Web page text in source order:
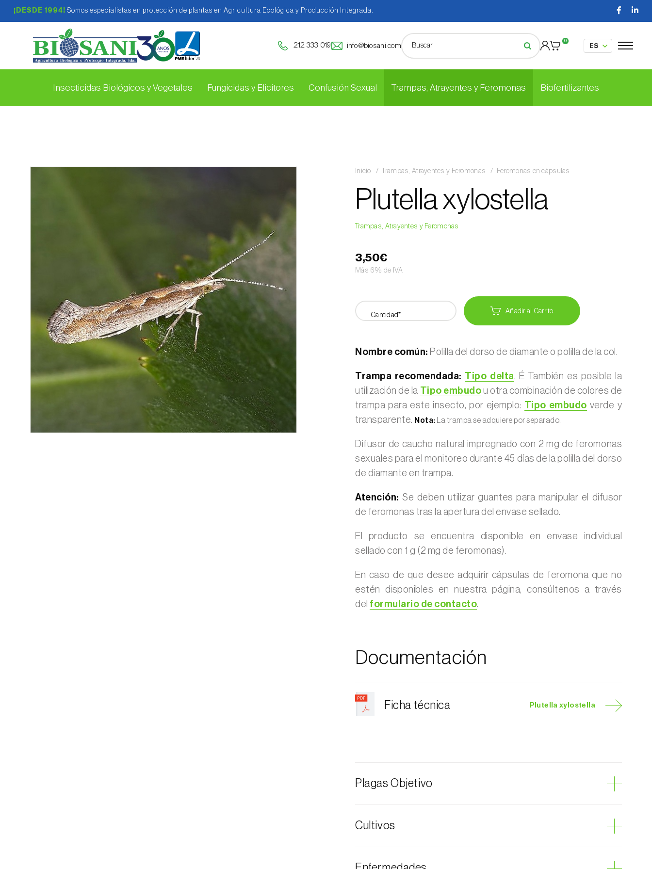
¡DESDE 1994! Somos especialistas en protección de plantas en Agricultura Ecológica y Producción Integrada.
212 333 019 info@biosani.com
0
Insecticidas Biológicos y Vegetales Fungicidas y Elicitores Confusión Sexual Trampas, Atrayentes y Feromonas Biofertilizantes
Inicio Trampas, Atrayentes y Feromonas Feromonas en cápsulas
Plutella xylostella
Trampas, Atrayentes y Feromonas
3,50€
Más 6% de IVA
Cantidad* Añadir al Carrito
Nombre común: Polilla del dorso de diamante o polilla de la col.
Trampa recomendada: Tipo delta. É También es posible la
utilización de la Tipo embudo u otra combinación de colores de
trampa para este insecto, por ejemplo: Tipo embudo verde y
transparente. Nota: La trampa se adquiere por separado.
Difusor de caucho natural impregnado con 2 mg de feromonas
sexuales para el monitoreo durante 45 días de la polilla del dorso
de diamante en trampa.
Atención: Se deben utilizar guantes para manipular el difusor
de feromonas tras la apertura del envase sellado.
El producto se encuentra disponible en envase individual
sellado con 1 g (2 mg de feromonas).
En caso de que desee adquirir cápsulas de feromona que no
estén disponibles en nuestra página, consúltenos a través
del formulario de contacto.
Documentación
Ficha técnica Plutella xylostella
Plagas Objetivo
Cultivos